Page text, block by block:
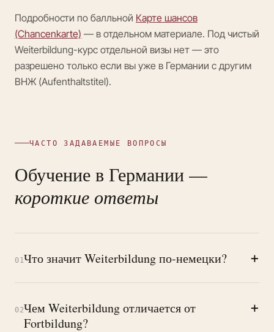
Подробности по балльной Карте шансов
(Chancenkarte) — в отдельном материале. Под чистый
Weiterbildung-курс отдельной визы нет — это
разрешено только если вы уже в Германии с другим
ВНЖ (Aufenthaltstitel).
ЧАСТО ЗАДАВАЕМЫЕ ВОПРОСЫ
Обучение в Германии —
короткие ответы
01Что значит Weiterbildung по-немецки? +
02Чем Weiterbildung отличается от
Fortbildung?
+